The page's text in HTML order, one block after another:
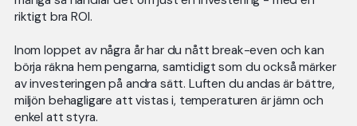
riktigt bra ROI.
Inom loppet av några år har du nått break-even och kan
börja räkna hem pengarna, samtidigt som du också märker
av investeringen på andra sätt. Luften du andas är bättre,
miljön behagligare att vistas i, temperaturen är jämn och
enkel att styra.